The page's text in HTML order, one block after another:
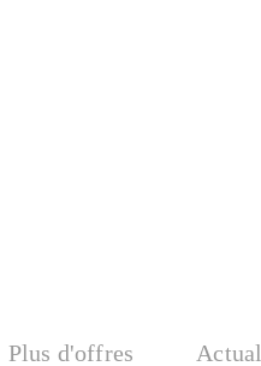
Plus d'offres